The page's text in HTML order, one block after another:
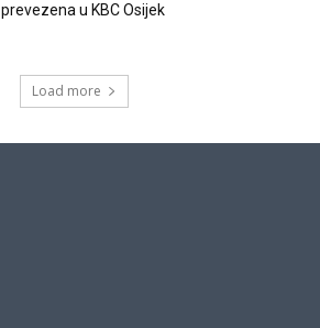
prevezena u KBC Osijek
Load more